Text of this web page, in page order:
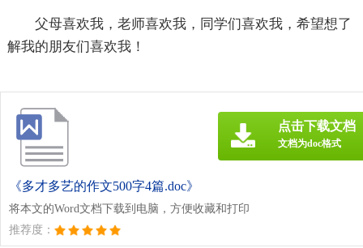
父母喜欢我，老师喜欢我，同学们喜欢我，希望想了
解我的朋友们喜欢我！
《多才多艺的作文500字4篇.doc》
将本文的Word文档下载到电脑，方便收藏和打印
推荐度：
点击下载文档
文档为doc格式